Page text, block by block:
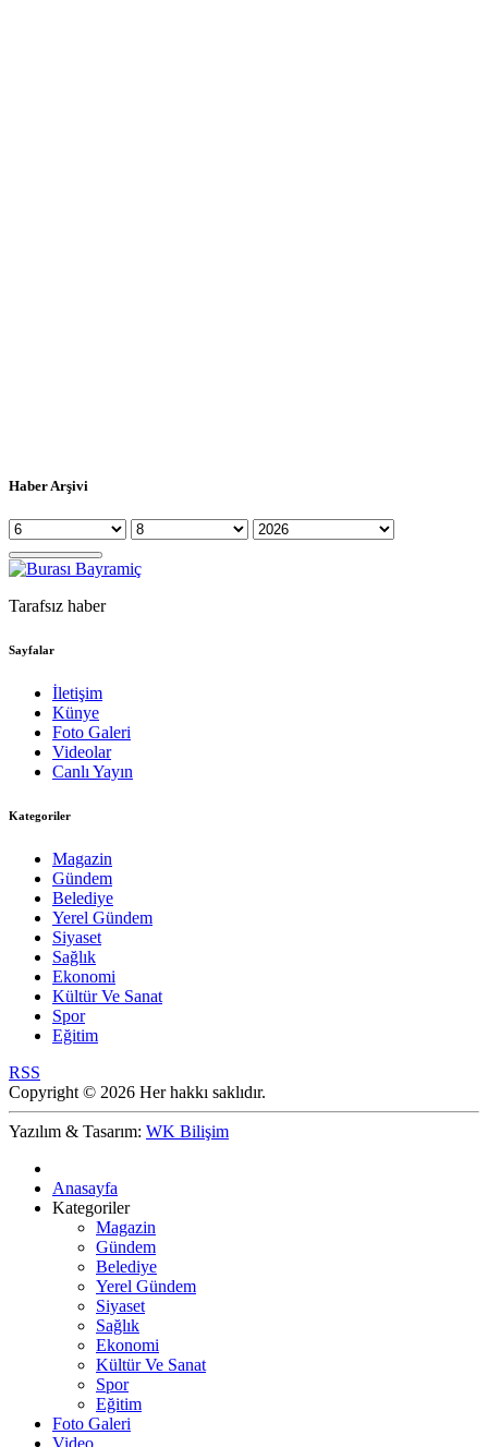
Haber Arşivi
Tarafsız haber
Sayfalar
İletişim
Künye
Foto Galeri
Videolar
Canlı Yayın
Kategoriler
Magazin
Gündem
Belediye
Yerel Gündem
Siyaset
Sağlık
Ekonomi
Kültür Ve Sanat
Spor
Eğitim
RSS
Copyright © 2026 Her hakkı saklıdır.
Yazılım & Tasarım: WK Bilişim
Anasayfa
Kategoriler
Magazin
Gündem
Belediye
Yerel Gündem
Siyaset
Sağlık
Ekonomi
Kültür Ve Sanat
Spor
Eğitim
Foto Galeri
Video